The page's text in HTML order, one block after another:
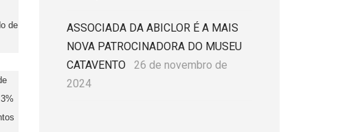
de
ASSOCIADA DA ABICLOR É A MAIS
NOVA PATROCINADORA DO MUSEU
CATAVENTO
26 de novembro de
2024